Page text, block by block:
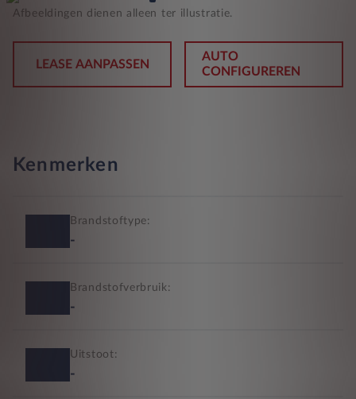
Afbeeldingen dienen alleen ter illustratie.
LEASE AANPASSEN
AUTO
CONFIGUREREN
Kenmerken
Brandstoftype:
-
Brandstofverbruik:
-
Uitstoot:
-